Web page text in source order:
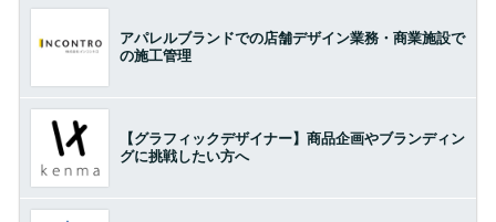
アパレルブランドでの店舗デザイン業務・商業施設で
の施工管理
【グラフィックデザイナー】商品企画やブランディン
グに挑戦したい方へ